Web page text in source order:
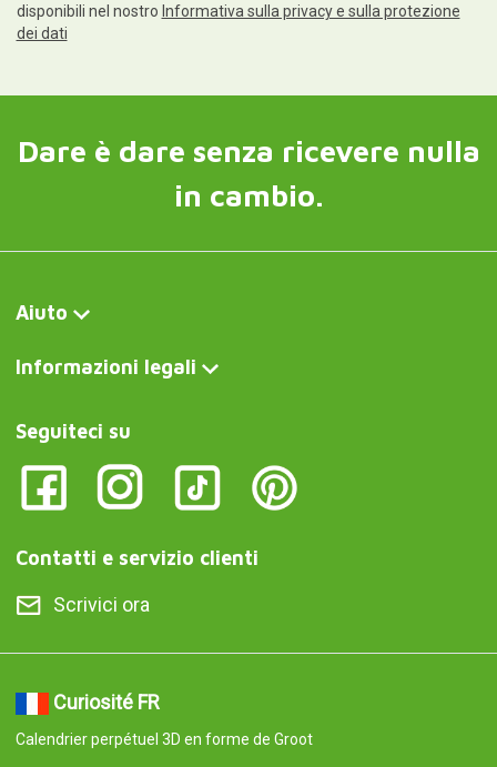
disponibili nel nostro Informativa sulla privacy e sulla protezione
dei dati
Dare è dare senza ricevere nulla
in cambio.
Aiuto
Informazioni legali
Seguiteci su
Contatti e servizio clienti
Scrivici ora
Curiosité FR
Calendrier perpétuel 3D en forme de Groot